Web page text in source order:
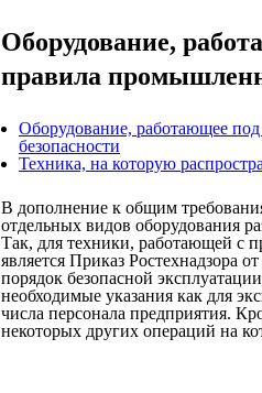
Оборудование,
правила
Оборудование, работающее
безопасности
Техника, на которую
В дополнение к общим
отдельных видов оборудования
Так, для техники, работающей с
является Приказ Ростехнадзора
порядок безопасной
необходимые указания как для
числа персонала предприятия.
некоторых других операций на